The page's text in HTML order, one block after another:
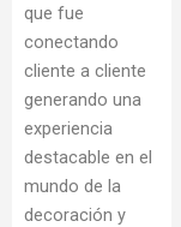
que fue
conectando
cliente a cliente
generando una
experiencia
destacable en el
mundo de la
decoración y